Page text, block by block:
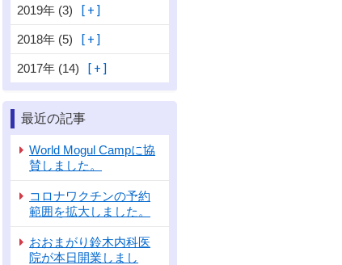
始まりました！」
2019年 (3)
2018年 (5)
2017年 (14)
最近の記事
World Mogul Campに協
賛しました。
コロナワクチンの予約
範囲を拡大しました。
おおまがり鈴木内科医
院が本日開業しまし